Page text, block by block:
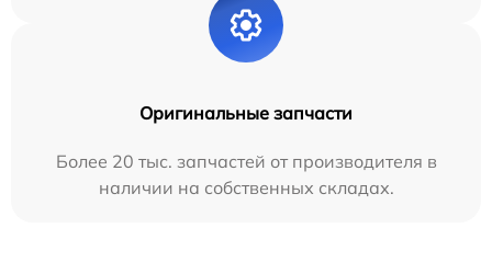
Оригинальные запчасти
Более 20 тыс. запчастей от производителя в
наличии на собственных складах.